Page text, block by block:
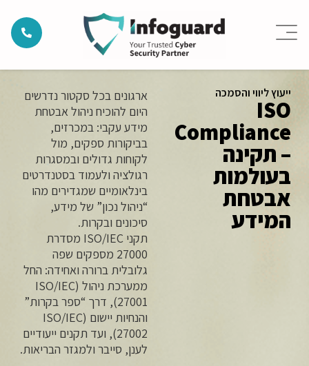
ייעוץ ליווי והסמכה
ISO
Compliance
– תקינה
בעולמות
אבטחת
המידע
ארגונים בכל סקטור נדרשים
היום להוכיח ניהול אבטחת
מידע עקבי: במכרזים,
בביקורות ספקים, מול
לקוחות גדולים ובמסגרות
רגולציה ולעמוד בסטנדרטים
בינלאומיים שמגדירים מהו
“ניהול נכון” של מידע,
סיכונים ובקרות.
תקני ISO/IEC מסדרת
27000 מספקים שפה
גלובלית ברורה ואחידה: החל
ממערכת ניהול (ISO/IEC
27001), דרך “ספר בקרות”
והנחיות יישום (ISO/IEC
27002), ועד תקנים ייעודיים
לענן, סייבר ולמגזר הבריאות.